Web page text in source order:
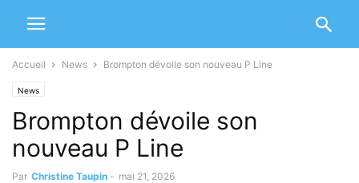
Accueil News Brompton dévoile son nouveau P Line
News
Brompton dévoile son
nouveau P Line
Par Christine Taupin - mai 21, 2026